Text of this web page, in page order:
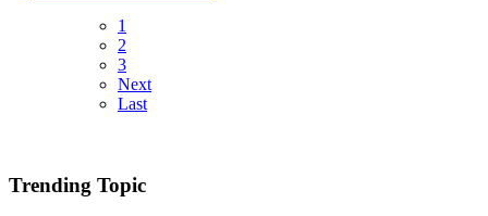
1
2
3
Next
Last
Trending Topic